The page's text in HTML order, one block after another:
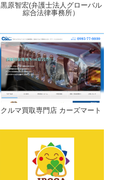
黒原智宏(弁護士法人グローバル
綜合法律事務所）
クルマ買取専門店 カーズマート